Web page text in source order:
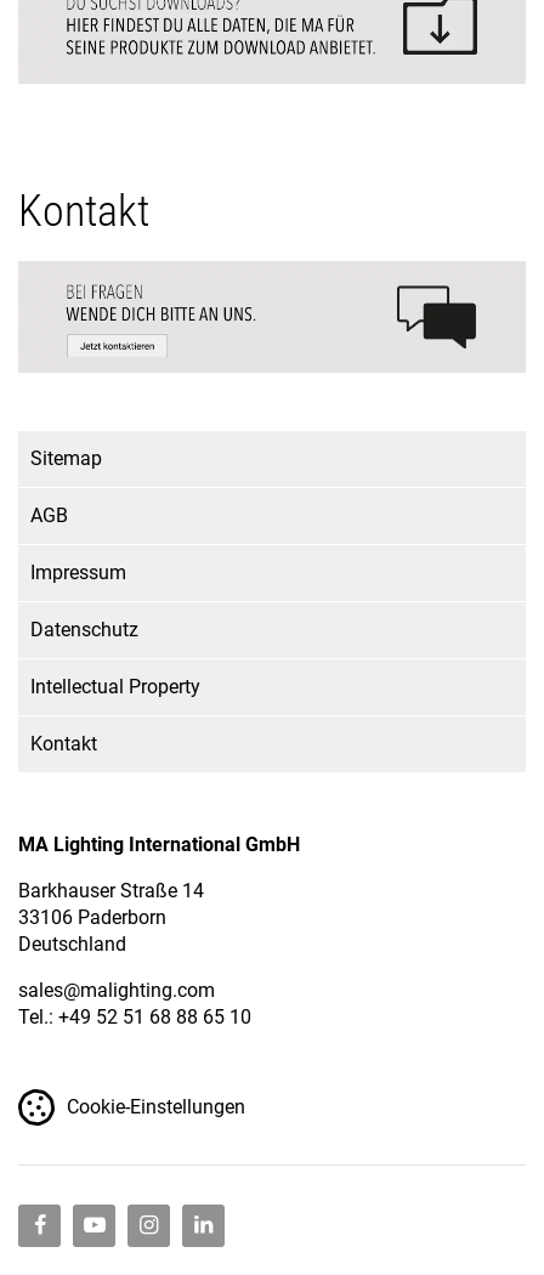
Kontakt
Sitemap
AGB
Impressum
Datenschutz
Intellectual Property
Kontakt
MA Lighting International GmbH
Barkhauser Straße 14
33106 Paderborn
Deutschland
sales@malighting.com
Tel.: +49 52 51 68 88 65 10
Cookie-Einstellungen